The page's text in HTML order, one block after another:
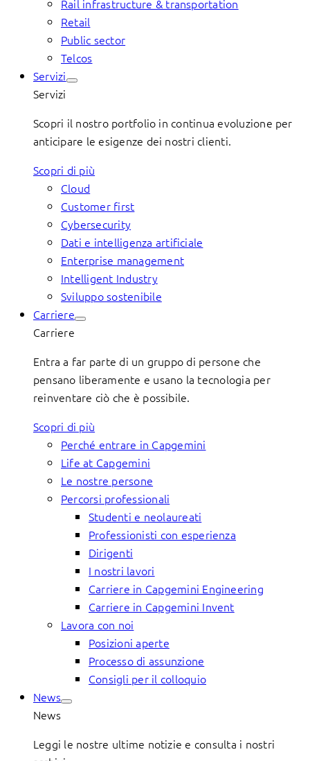
Rail infrastructure & transportation
Retail
Public sector
Telcos
Servizi
Servizi
Scopri il nostro portfolio in continua evoluzione per
anticipare le esigenze dei nostri clienti.
Scopri di più
Cloud
Customer first
Cybersecurity
Dati e intelligenza artificiale
Enterprise management
Intelligent Industry
Sviluppo sostenibile
Carriere
Carriere
Entra a far parte di un gruppo di persone che
pensano liberamente e usano la tecnologia per
reinventare ciò che è possibile.
Scopri di più
Perché entrare in Capgemini
Life at Capgemini
Le nostre persone
Percorsi professionali
Studenti e neolaureati
Professionisti con esperienza
Dirigenti
I nostri lavori
Carriere in Capgemini Engineering
Carriere in Capgemini Invent
Lavora con noi
Posizioni aperte
Processo di assunzione
Consigli per il colloquio
News
News
Leggi le nostre ultime notizie e consulta i nostri